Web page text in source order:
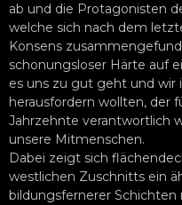
ab und die Protagonisten
welche sich nach dem
Konsens
schonungsloser Härte auf
es uns zu gut geht und wir
herausfordern wollten, der
Jahrzehnte verantwortlich
unsere Mitmenschen.
Dabei zeigt sich
westlichen Zuschnitts ein
bildungsfernerer